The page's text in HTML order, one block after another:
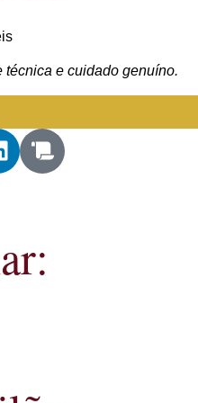
técnica e cuidado genuíno.